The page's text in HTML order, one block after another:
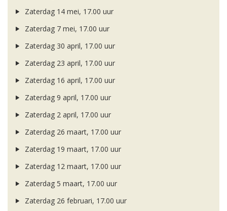
Zaterdag 14 mei, 17.00 uur
Zaterdag 7 mei, 17.00 uur
Zaterdag 30 april, 17.00 uur
Zaterdag 23 april, 17.00 uur
Zaterdag 16 april, 17.00 uur
Zaterdag 9 april, 17.00 uur
Zaterdag 2 april, 17.00 uur
Zaterdag 26 maart, 17.00 uur
Zaterdag 19 maart, 17.00 uur
Zaterdag 12 maart, 17.00 uur
Zaterdag 5 maart, 17.00 uur
Zaterdag 26 februari, 17.00 uur